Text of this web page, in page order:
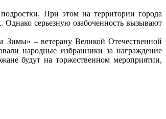
При этом на территории города
Однако серьезную озабоченность вызывают
Зимы» – ветерану Великой Отечественной
народные избранники за награждение
будут на торжественном мероприятии,